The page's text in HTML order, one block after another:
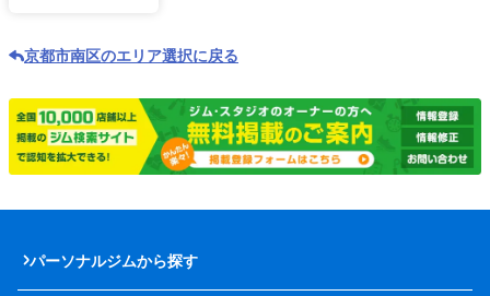
京都市南区のエリア選択に戻る
パーソナルジムから探す